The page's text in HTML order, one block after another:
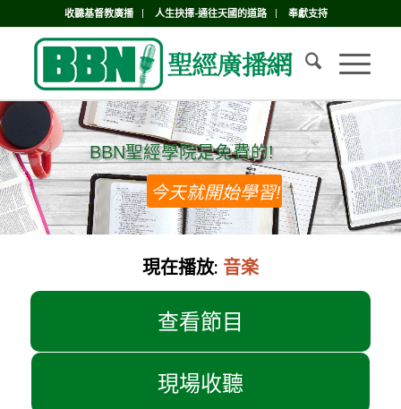
收聽基督教廣播 人生抉擇-通往天國的道路 奉獻支持
BBN聖經學院是免費的!
BBN聖經學院是免費的!
今天就開始學習!
現在播放: 音楽
查看節目
現場收聽